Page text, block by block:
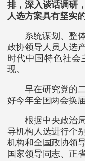
排，深入谈话调研
人选方案具有坚实
系统谋划、整
政协领导人员人选
时代中国特色社会
现。
早在研究党的
好今年全国两会换
根据中央政治
导机构人选进行个
机构和全国政协领
国家领导同志、正